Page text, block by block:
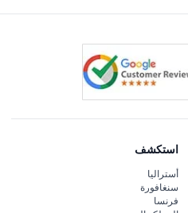
استكشف
أستراليا
سنغافورة
فرنسا